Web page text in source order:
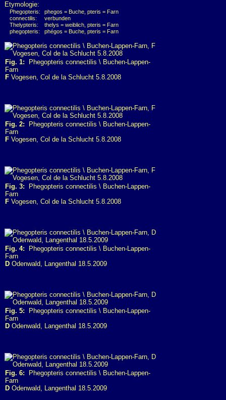
Etymologie:
Phegopteris:
phegos = Buche, pteris = Farn
connectilis:
verbunden
Thelypteris:
thelys = weiblich, pteris = Farn
phegopteris:
phégos = Buche, pteris = Farn
Fig. 1: Phegopteris connectilis \ Buchen-Lappen-
Farn
F Vogesen, Col de la Schlucht 5.8.2008
Fig. 2: Phegopteris connectilis \ Buchen-Lappen-
Farn
F Vogesen, Col de la Schlucht 5.8.2008
Fig. 3: Phegopteris connectilis \ Buchen-Lappen-
Farn
F Vogesen, Col de la Schlucht 5.8.2008
Fig. 4: Phegopteris connectilis \ Buchen-Lappen-
Farn
D Odenwald, Langenthal 18.5.2009
Fig. 5: Phegopteris connectilis \ Buchen-Lappen-
Farn
D Odenwald, Langenthal 18.5.2009
Fig. 6: Phegopteris connectilis \ Buchen-Lappen-
Farn
D Odenwald, Langenthal 18.5.2009